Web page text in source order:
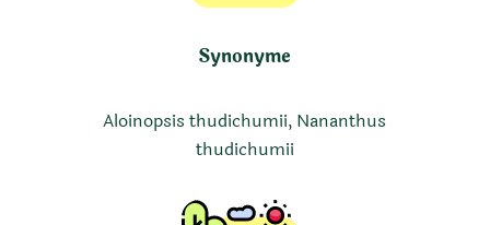
Synonyme
Aloinopsis thudichumii, Nananthus
thudichumii